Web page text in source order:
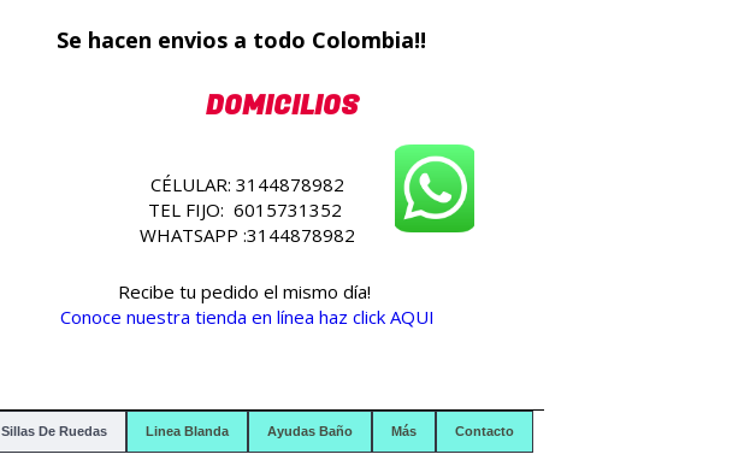
DOMICILIOS
Recibe tu pedido el mismo día!
Conoce nuestra tienda en línea haz click AQUI
Se hacen envios a todo Colombia!!
CÉLULAR: 3144878982
TEL FIJO: 6015731352
WHATSAPP :3144878982
Sillas De Ruedas Linea Blanda Ayudas Baño Más Contacto